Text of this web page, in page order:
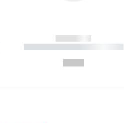
------------
----------- ----------- ----------